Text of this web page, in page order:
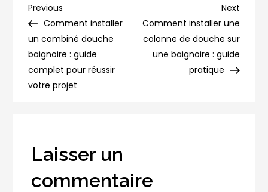
italienne
à
place
Navigation
de
l’article
Previous
Post
Previous
Comment installer
un combiné douche
baignoire : guide
complet pour réussir
votre projet
Next
Post
Next
Comment installer une
colonne de douche sur
une baignoire : guide
pratique
Laisser un
commentaire